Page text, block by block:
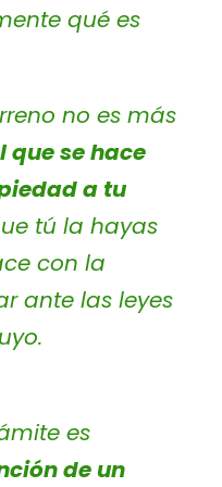
qué es
no es más
se hace
a tu
tú la hayas
con la
ante las leyes
es
de un